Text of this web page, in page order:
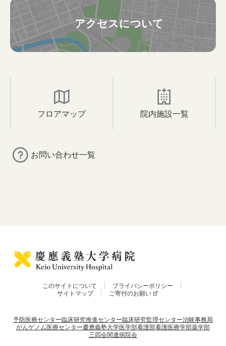
アクセスについて
フロアマップ 院内施設一覧
お問い合わせ一覧
このサイトについて
プライバシーポリシー
サイトマップ
ご寄付のお願い
予防医療センター臨床研究推進センター臨床研究監理センター治験事務局
がんゲノム医療センター慶應義塾大学医学部看護部看護医療学部薬学部
三四会関連病院会